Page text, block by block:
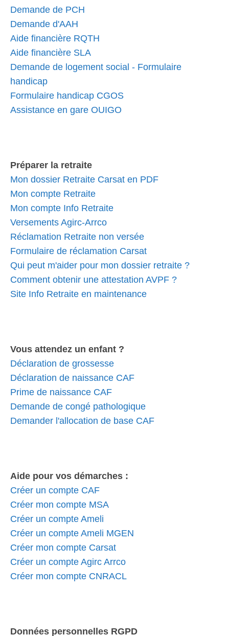
Demande de PCH
Demande d'AAH
Aide financière RQTH
Aide financière SLA
Demande de logement social - Formulaire
handicap
Formulaire handicap CGOS
Assistance en gare OUIGO
Préparer la retraite
Mon dossier Retraite Carsat en PDF
Mon compte Retraite
Mon compte Info Retraite
Versements Agirc-Arrco
Réclamation Retraite non versée
Formulaire de réclamation Carsat
Qui peut m'aider pour mon dossier retraite ?
Comment obtenir une attestation AVPF ?
Site Info Retraite en maintenance
Vous attendez un enfant ?
Déclaration de grossesse
Déclaration de naissance CAF
Prime de naissance CAF
Demande de congé pathologique
Demander l'allocation de base CAF
Aide pour vos démarches :
Créer un compte CAF
Créer mon compte MSA
Créer un compte Ameli
Créer un compte Ameli MGEN
Créer mon compte Carsat
Créer un compte Agirc Arrco
Créer mon compte CNRACL
Données personnelles RGPD